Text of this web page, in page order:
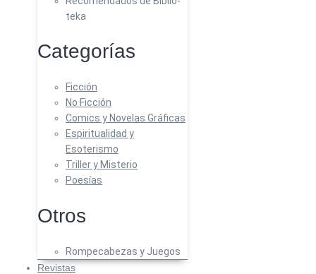
teka
Categorías
Ficción
No Ficción
Comics y Novelas Gráficas
Espiritualidad y
Esoterismo
Triller y Misterio
Poesías
Otros
Rompecabezas y Juegos
Revistas